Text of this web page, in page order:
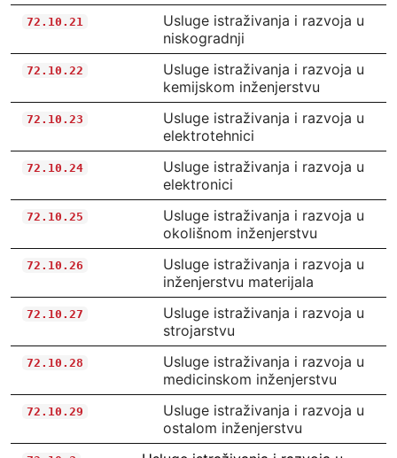
72.10.21
Usluge istraživanja i razvoja u
niskogradnji
72.10.22
Usluge istraživanja i razvoja u
kemijskom inženjerstvu
72.10.23
Usluge istraživanja i razvoja u
elektrotehnici
72.10.24
Usluge istraživanja i razvoja u
elektronici
72.10.25
Usluge istraživanja i razvoja u
okolišnom inženjerstvu
72.10.26
Usluge istraživanja i razvoja u
inženjerstvu materijala
72.10.27
Usluge istraživanja i razvoja u
strojarstvu
72.10.28
Usluge istraživanja i razvoja u
medicinskom inženjerstvu
72.10.29
Usluge istraživanja i razvoja u
ostalom inženjerstvu